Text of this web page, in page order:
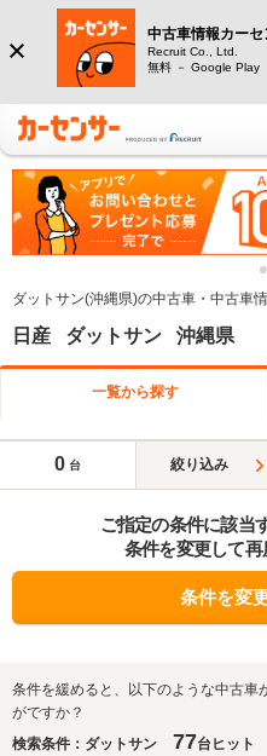
中古車情報カーセ
Recruit Co., Ltd.
無料 － Google Play
ダットサン(沖縄県)の中古車・中古車
日産 ダットサン 沖縄県
一覧から探す
0 台 絞り込み
ご指定の条件に該当
条件を変更して再
条件を変
条件を緩めると、以下のような中古車
がですか？
検索条件：ダットサン
77台ヒット